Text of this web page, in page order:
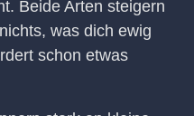
Beide Arten steigern
was dich ewig
schon etwas